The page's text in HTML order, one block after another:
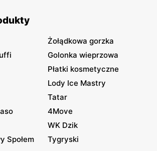
Żołądkowa gorzka
Golonka wieprzowa
Płatki kosmetyczne
Lody Ice Mastry
Tatar
4Move
WK Dzik
Społem
Tygryski